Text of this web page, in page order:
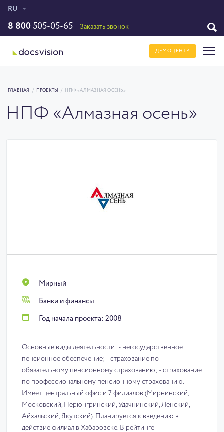
RU
8 800 505-05-65 Заказать звонок
ДЕМОЦЕНТР
ГЛАВНАЯ / ПРОЕКТЫ / НПФ «АЛМАЗНАЯ ОСЕНЬ»
НПФ «Алмазная осень»
Мирный
Банки и финансы
Год начала проекта: 2008
Основные виды деятельности: - негосударственное
пенсионное обеспечение; - страхование по
обязательному пенсионному страхованию; - страхование
по профессиональному пенсионному страхованию.
Имеет центральный офис и 7 филиалов (Мирнинский,
Московский, Нерюнгринский, Удачнинский, Ленский,
Айхальский, Якутский). Планируется к введению в
действие филиал в Хабаровске. В рейтинге